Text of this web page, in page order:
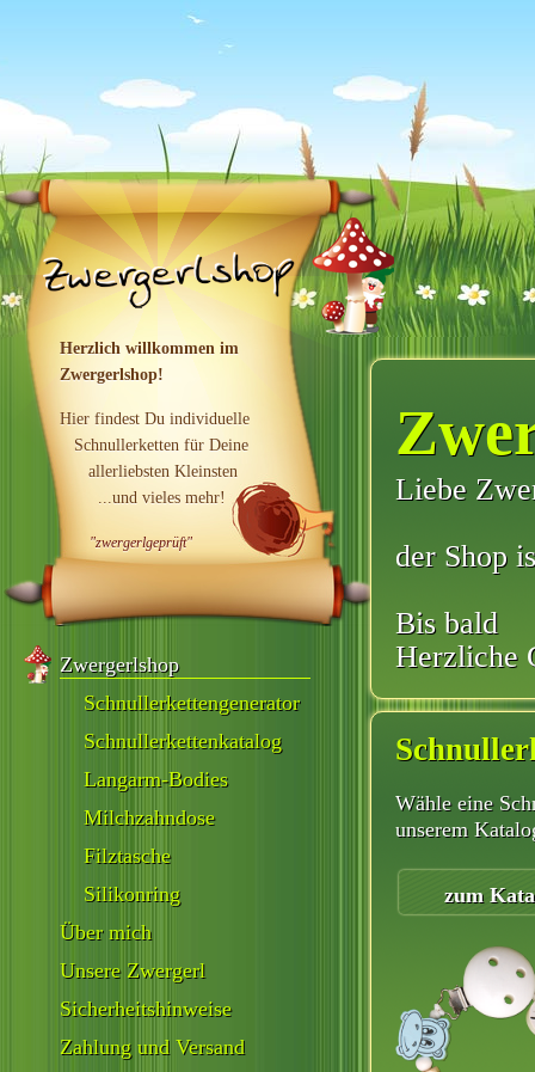
Herzlich willkommen im
Zwergerlshop!
Hier findest Du individuelle
Schnullerketten für Deine
allerliebsten Kleinsten
...und vieles mehr!
"zwergerlgeprüft"
Zwergerlshop
Schnullerkettengenerator
Schnullerkettenkatalog
Langarm-Bodies
Milchzahndose
Filztasche
Silikonring
Über mich
Unsere Zwergerl
Sicherheitshinweise
Zahlung und Versand
Liebe
der Shop
Bis bald
Herzliche
Wähle eine
unserem
zum